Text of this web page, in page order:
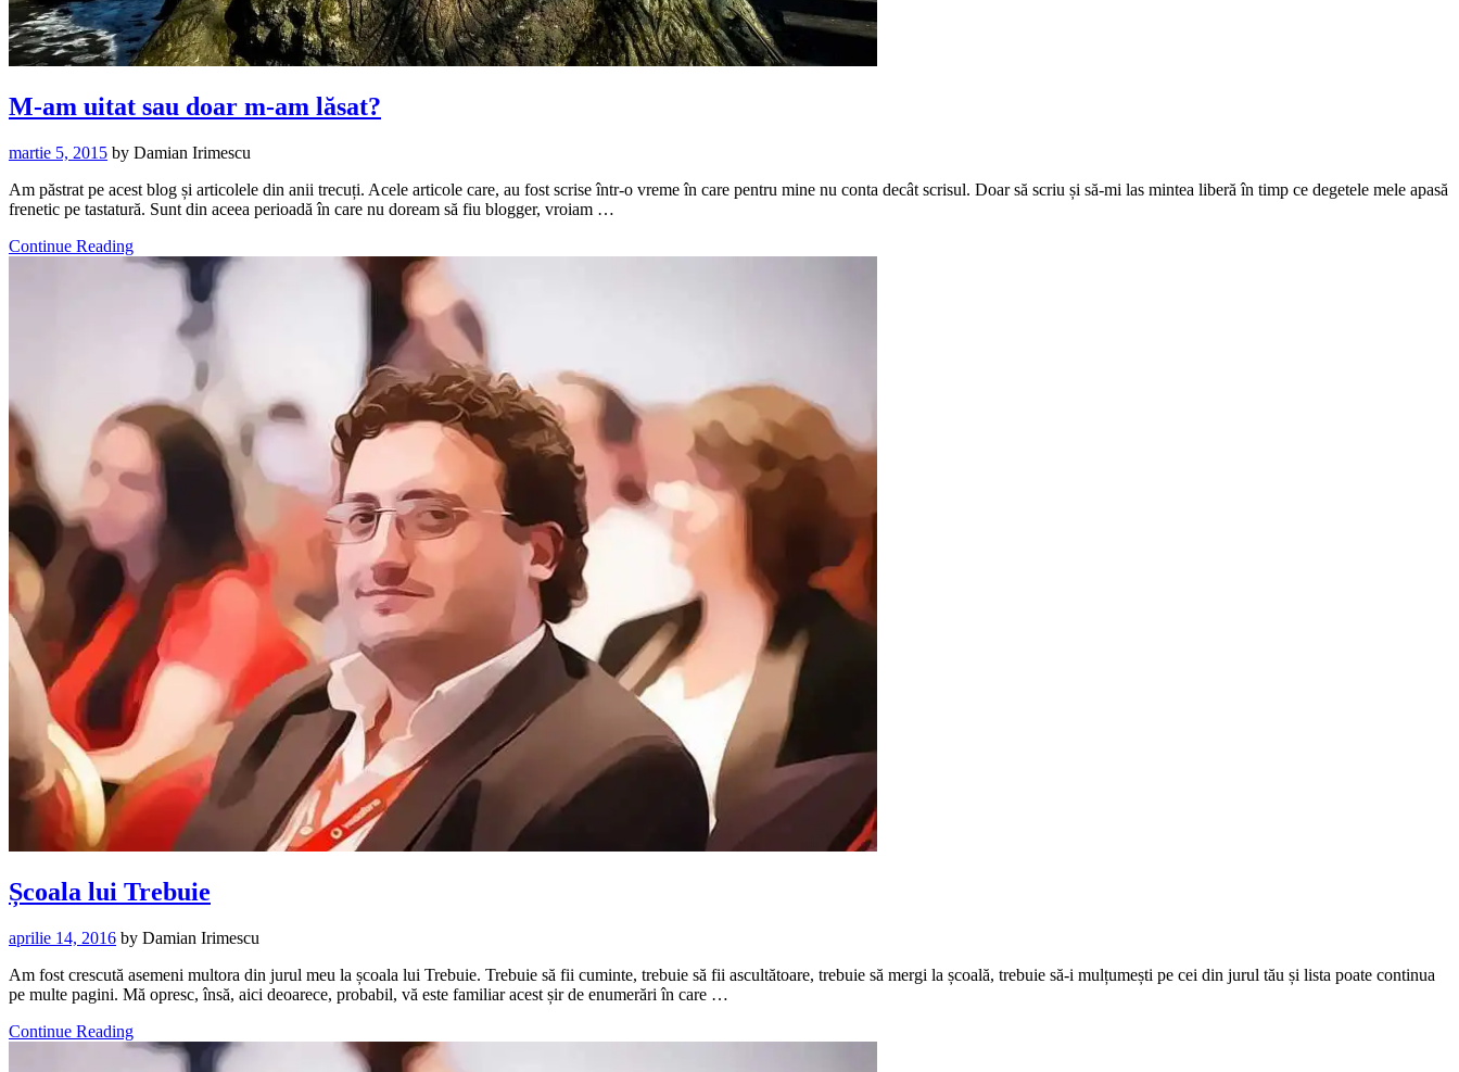
M-am uitat sau doar m-am lăsat?
martie 5, 2015 by Damian Irimescu
Am păstrat pe acest blog și articolele din anii trecuți. Acele articole care, au fost scrise într-o vreme în care pentru mine nu conta decât scrisul. Doar să scriu și să-mi las mintea liberă în timp ce degetele mele apasă
frenetic pe tastatură. Sunt din aceea perioadă în care nu doream să fiu blogger, vroiam …
Continue Reading
Școala lui Trebuie
aprilie 14, 2016 by Damian Irimescu
Am fost crescută asemeni multora din jurul meu la școala lui Trebuie. Trebuie să fii cuminte, trebuie să fii ascultătoare, trebuie să mergi la școală, trebuie să-i mulțumești pe cei din jurul tău și lista poate continua
pe multe pagini. Mă opresc, însă, aici deoarece, probabil, vă este familiar acest șir de enumerări în care …
Continue Reading